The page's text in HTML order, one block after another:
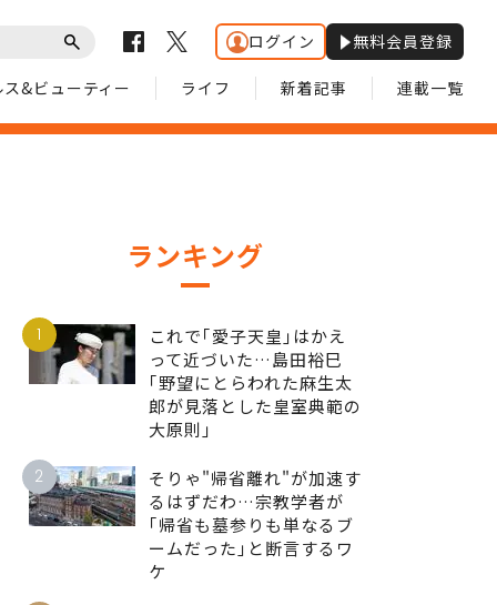
ログイン 無料会員登録
ス&ビューティー ライフ 新着記事 連載一覧
ランキング
1
これで｢愛子天皇｣はかえ
って近づいた…島田裕巳
｢野望にとらわれた麻生太
郎が見落とした皇室典範の
大原則｣
2
そりゃ"帰省離れ"が加速す
るはずだわ…宗教学者が
｢帰省も墓参りも単なるブ
ームだった｣と断言するワ
ケ